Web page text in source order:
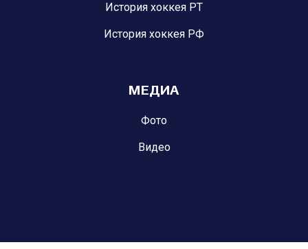
История хоккея РТ
История хоккея РФ
МЕДИА
Фото
Видео